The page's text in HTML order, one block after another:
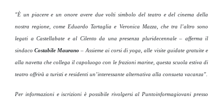
"È un piacere e un onore avere due volti simbolo del teatro e del cinema della
nostra regione, come Eduardo Tartaglia e Veronica Mazza, che tra l’altro sono
legati a Castellabate e al Cilento da una presenza pluridecennale – afferma il
sindacoCostabile Maurano –Assieme ai corsi di yoga, alle visite guidate gratuite e
alla navetta che collega il capoluogo con le frazioni marine, questa scuola estiva di
teatro offrirà a turisti e residenti un’interessante alternativa alla consueta vacanza".
Per informazioni e iscrizioni è possibile rivolgersi al Puntoinformagiovani presso